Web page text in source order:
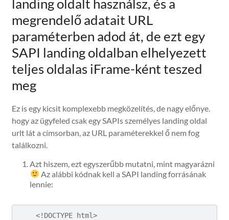
landing oldalt használsz, és a
megrendelő adatait URL
paraméterben adod át, de ezt egy
SAPI landing oldalban elhelyezett
teljes oldalas iFrame-ként teszed
meg
Ez is egy kicsit komplexebb megközelítés, de nagy előnye.
hogy az ügyfeled csak egy SAPIs személyes landing oldal
urlt lát a címsorban, az URL paraméterekkel ő nem fog
találkozni.
Azt hiszem, ezt egyszerűbb mutatni, mint magyarázni
Az alábbi kódnak kell a SAPI landing forrásának
lennie:
    <!DOCTYPE html>